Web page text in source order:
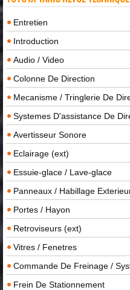
Entretien
Introduction
Audio / Video
Colonne De Direction
Mecanisme / Tringlerie De
Systemes D'assistance De
Avertisseur Sonore
Eclairage (ext)
Essuie-glace / Lave-glace
Panneaux / Habillage
Portes / Hayon
Retroviseurs (ext)
Vitres / Fenetres
Commande De Freinage /
Frein De Stationnement